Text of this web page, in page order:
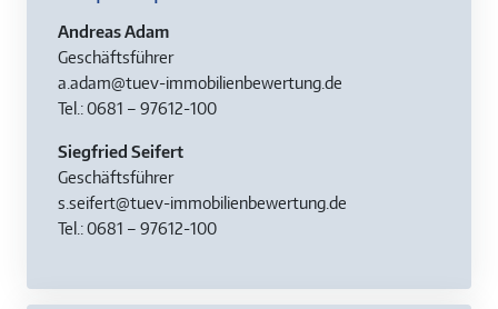
Andreas Adam
Geschäftsführer
a.adam@tuev-immobilienbewertung.de
Tel.: 0681 – 97612-100
Siegfried Seifert
Geschäftsführer
s.seifert@tuev-immobilienbewertung.de
Tel.: 0681 – 97612-100